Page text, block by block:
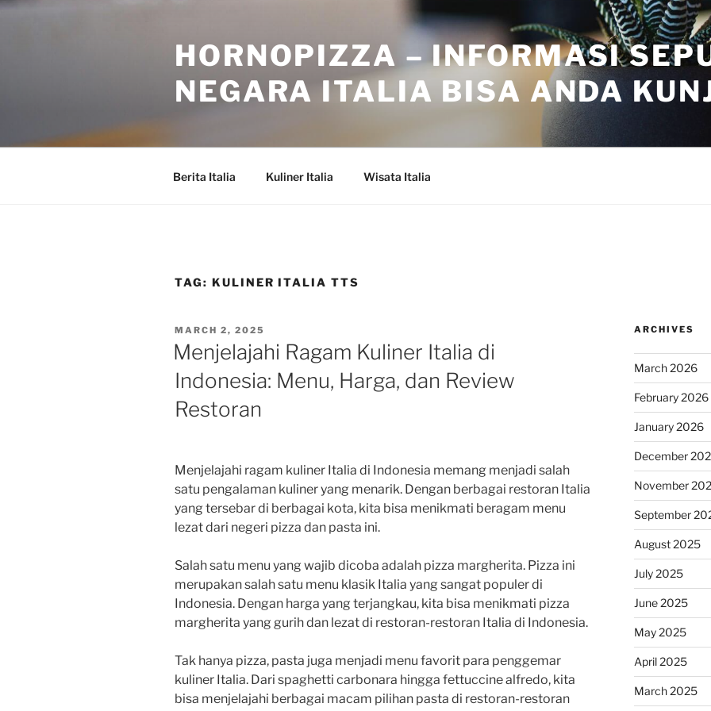
Skip
HORNOPIZZA – INFORMASI
NEGARA ITALIA BISA ANDA
Berita Italia Kuliner Italia Wisata Italia
TAG: KULINER ITALIA TTS
POSTED
ON
MARCH 2, 2025
Menjelajahi Ragam Kuliner Italia di
Indonesia: Menu, Harga, dan Review
Restoran
Menjelajahi ragam kuliner Italia di Indonesia memang menjadi salah
satu pengalaman kuliner yang menarik. Dengan berbagai restoran Italia
yang tersebar di berbagai kota, kita bisa menikmati beragam menu
lezat dari negeri pizza dan pasta ini.
Salah satu menu yang wajib dicoba adalah pizza margherita. Pizza ini
merupakan salah satu menu klasik Italia yang sangat populer di
Indonesia. Dengan harga yang terjangkau, kita bisa menikmati pizza
margherita yang gurih dan lezat di restoran-restoran Italia di Indonesia.
Tak hanya pizza, pasta juga menjadi menu favorit para penggemar
kuliner Italia. Dari spaghetti carbonara hingga fettuccine alfredo, kita
bisa menjelajahi berbagai macam pilihan pasta di restoran-restoran
ARCHIVES
March 2026
February 2026
January 2026
December
November
September
August 2025
July 2025
June 2025
May 2025
April 2025
March 2025